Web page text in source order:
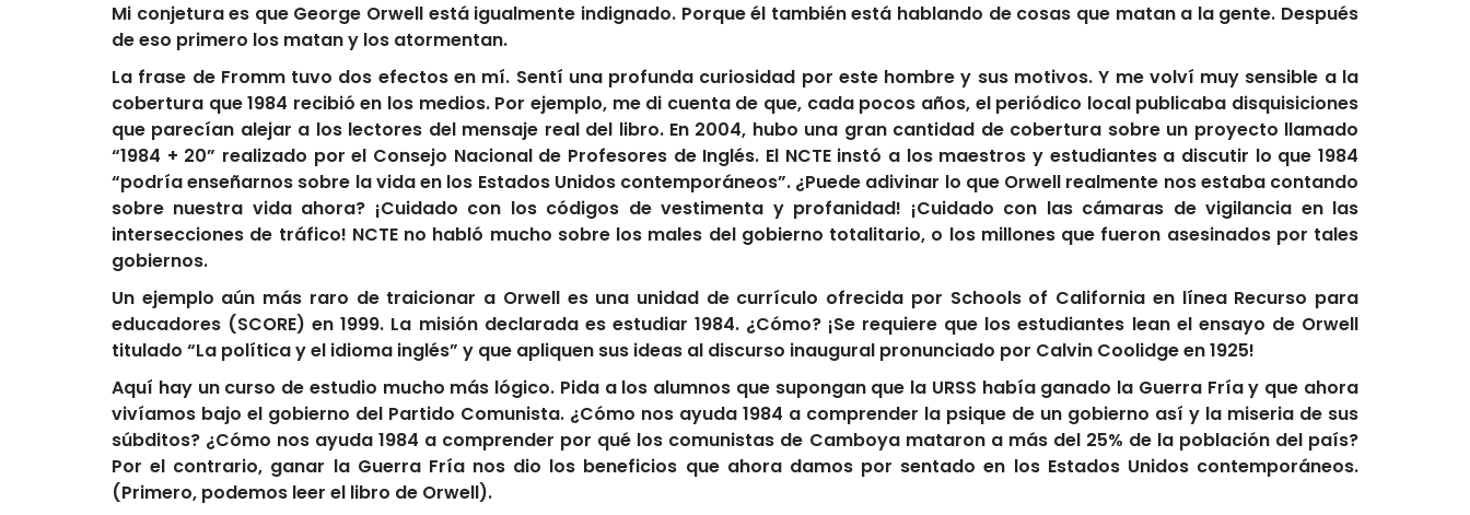
Mi conjetura es que George Orwell está igualmente indignado. Porque él también está hablando de cosas que matan a la gente. Después
de eso primero los matan y los atormentan.
La frase de Fromm tuvo dos efectos en mí. Sentí una profunda curiosidad por este hombre y sus motivos. Y me volví muy sensible a la
cobertura que 1984 recibió en los medios. Por ejemplo, me di cuenta de que, cada pocos años, el periódico local publicaba disquisiciones
que parecían alejar a los lectores del mensaje real del libro. En 2004, hubo una gran cantidad de cobertura sobre un proyecto llamado
“1984 + 20” realizado por el Consejo Nacional de Profesores de Inglés. El NCTE instó a los maestros y estudiantes a discutir lo que 1984
“podría enseñarnos sobre la vida en los Estados Unidos contemporáneos”. ¿Puede adivinar lo que Orwell realmente nos estaba contando
sobre nuestra vida ahora? ¡Cuidado con los códigos de vestimenta y profanidad! ¡Cuidado con las cámaras de vigilancia en las
intersecciones de tráfico! NCTE no habló mucho sobre los males del gobierno totalitario, o los millones que fueron asesinados por tales
gobiernos.
Un ejemplo aún más raro de traicionar a Orwell es una unidad de currículo ofrecida por Schools of California en línea Recurso para
educadores (SCORE) en 1999. La misión declarada es estudiar 1984. ¿Cómo? ¡Se requiere que los estudiantes lean el ensayo de Orwell
titulado “La política y el idioma inglés” y que apliquen sus ideas al discurso inaugural pronunciado por Calvin Coolidge en 1925!
Aquí hay un curso de estudio mucho más lógico. Pida a los alumnos que supongan que la URSS había ganado la Guerra Fría y que ahora
vivíamos bajo el gobierno del Partido Comunista. ¿Cómo nos ayuda 1984 a comprender la psique de un gobierno así y la miseria de sus
súbditos? ¿Cómo nos ayuda 1984 a comprender por qué los comunistas de Camboya mataron a más del 25% de la población del país?
Por el contrario, ganar la Guerra Fría nos dio los beneficios que ahora damos por sentado en los Estados Unidos contemporáneos.
(Primero, podemos leer el libro de Orwell).